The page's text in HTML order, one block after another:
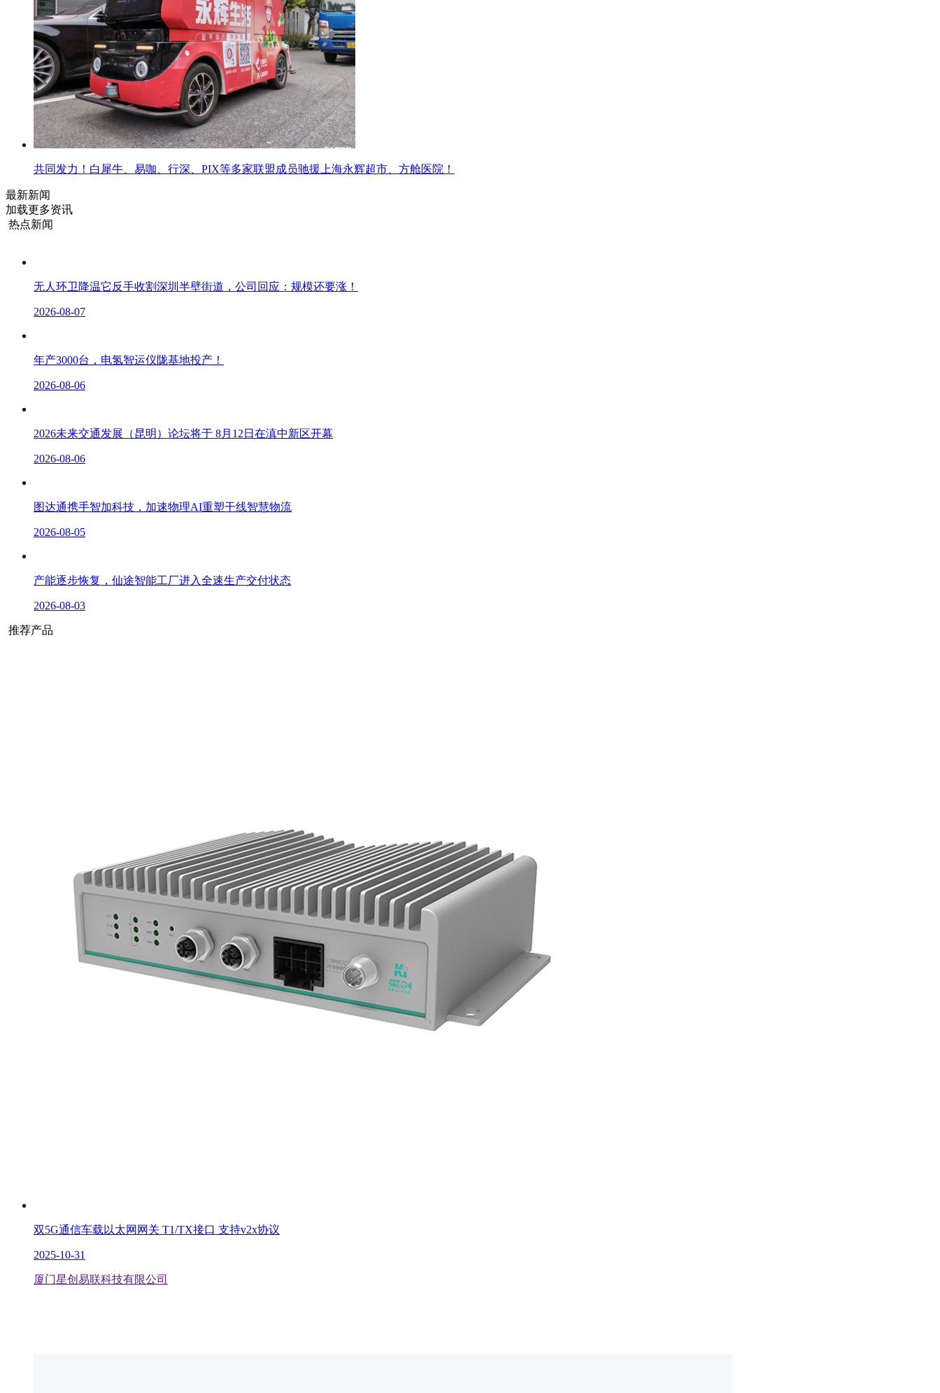
共同发力！白犀牛、易咖、行深、PIX等多家联盟成员驰援上海永辉超市、方舱医院！
最新新闻
加载更多资讯
热点新闻
无人环卫降温它反手收割深圳半壁街道，公司回应：规模还要涨！
2026-08-07
年产3000台，电氢智运仪陇基地投产！
2026-08-06
2026未来交通发展（昆明）论坛将于 8月12日在滇中新区开幕
2026-08-06
图达通携手智加科技，加速物理AI重塑干线智慧物流
2026-08-05
产能逐步恢复，仙途智能工厂进入全速生产交付状态
2026-08-03
推荐产品
双5G通信车载以太网网关 T1/TX接口 支持v2x协议
2025-10-31
厦门星创易联科技有限公司